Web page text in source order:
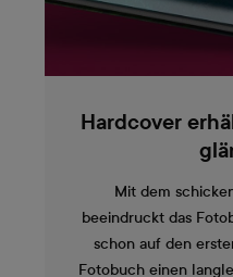
Hardcover
Mit dem
beeindruckt das
schon auf den
Fotobuch einen